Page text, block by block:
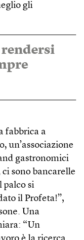
gli
rendersi
fabbrica a
un’associazione
gastronomici
sono bancarelle
palco si
il Profeta!”,
Una
“Un